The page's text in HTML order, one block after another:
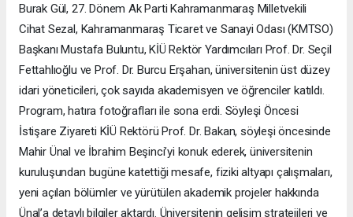
Burak Gül, 27. Dönem Ak Parti Kahramanmaraş Milletvekili
Cihat Sezal, Kahramanmaraş Ticaret ve Sanayi Odası (KMTSO)
Başkanı Mustafa Buluntu, KİÜ Rektör Yardımcıları Prof. Dr. Seçil
Fettahlıoğlu ve Prof. Dr. Burcu Erşahan, üniversitenin üst düzey
idari yöneticileri, çok sayıda akademisyen ve öğrenciler katıldı.
Program, hatıra fotoğrafları ile sona erdi. Söyleşi Öncesi
İstişare Ziyareti KİÜ Rektörü Prof. Dr. Bakan, söyleşi öncesinde
Mahir Ünal ve İbrahim Beşinci’yi konuk ederek, üniversitenin
kuruluşundan bugüne katettiği mesafe, fiziki altyapı çalışmaları,
yeni açılan bölümler ve yürütülen akademik projeler hakkında
Ünal’a detaylı bilgiler aktardı. Üniversitenin gelişim stratejileri ve